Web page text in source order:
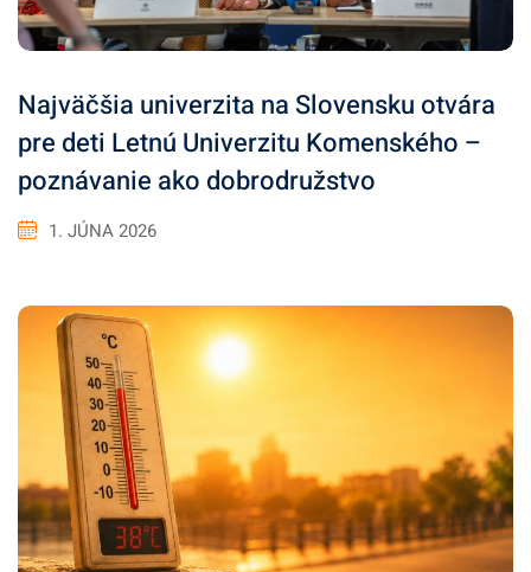
Najväčšia univerzita na Slovensku otvára
pre deti Letnú Univerzitu Komenského –
poznávanie ako dobrodružstvo
1. JÚNA 2026